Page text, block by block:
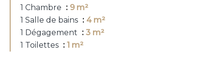
1 Chambre
9 m²
1 Salle de bains
4 m²
1 Dégagement
3 m²
1 Toilettes
1 m²